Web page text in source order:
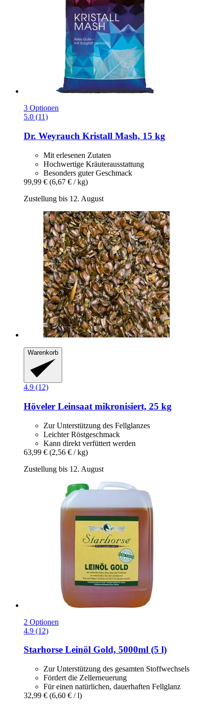
3 Optionen
5.0 (11)
Dr. Weyrauch Kristall Mash, 15 kg
Mit erlesenen Zutaten
Hochwertige Kräuterausstattung
Besonders guter Geschmack
99,99 € (6,67 € / kg)
Zustellung bis 12. August
Warenkorb
4.9 (12)
Höveler Leinsaat mikronisiert, 25 kg
Zur Unterstützung des Fellglanzes
Leichter Röstgeschmack
Kann direkt verfüttert werden
63,99 € (2,56 € / kg)
Zustellung bis 12. August
2 Optionen
4.9 (12)
Starhorse Leinöl Gold, 5000ml (5 l)
Zur Unterstützung des gesamten Stoffwechsels
Fördert die Zellerneuerung
Für einen natürlichen, dauerhaften Fellglanz
32,99 € (6,60 € / l)